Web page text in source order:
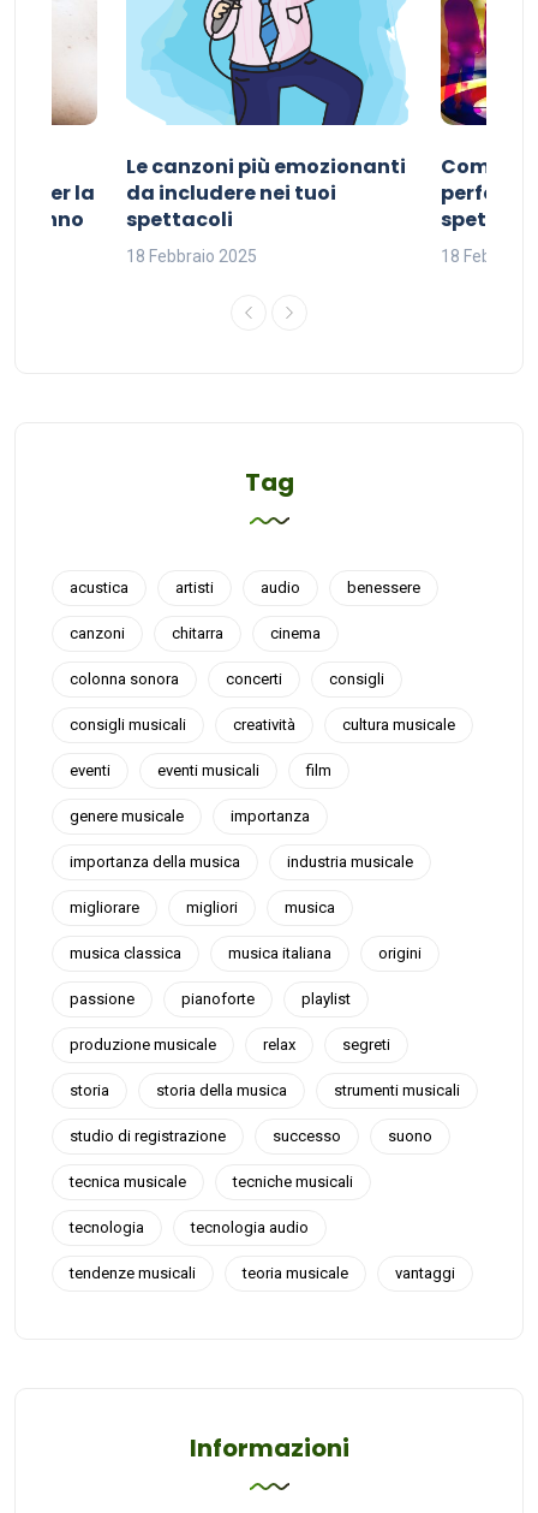
per la
sonno
Le canzoni più emozionanti
da includere nei tuoi
spettacoli
18 Febbraio 2025
Come
perfetta
18 Febbraio
Tag
acustica artisti audio benessere
canzoni chitarra cinema
colonna sonora concerti consigli
consigli musicali creatività cultura musicale
eventi eventi musicali film
genere musicale importanza
importanza della musica industria musicale
migliorare migliori musica
musica classica musica italiana origini
passione pianoforte playlist
produzione musicale relax segreti
storia storia della musica strumenti musicali
studio di registrazione successo suono
tecnica musicale tecniche musicali
tecnologia tecnologia audio
tendenze musicali teoria musicale vantaggi
Informazioni